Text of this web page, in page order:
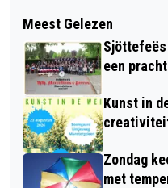
PROVINCIE
EERSTE
ONTVANGEN
NIEUW STELSEL
Meest Gelezen
een
Kunst in
Zondag
met